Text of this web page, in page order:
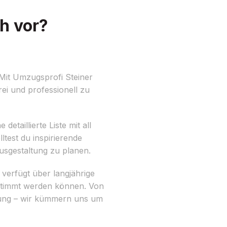
vor?
Umzugsprofi Steiner
und professionell zu
detaillierte Liste mit all
du inspirierende
zu planen.
über langjährige
werden können. Von
– wir kümmern uns um